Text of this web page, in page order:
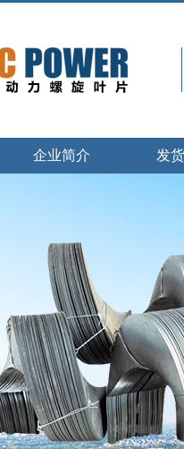
企业简介 发